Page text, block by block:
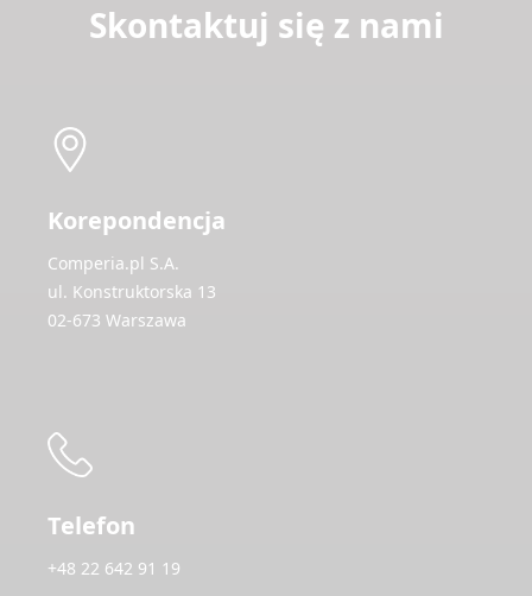
Skontaktuj się z nami
Korepondencja
Comperia.pl S.A.
ul. Konstruktorska 13
02-673 Warszawa
Telefon
+48 22 642 91 19